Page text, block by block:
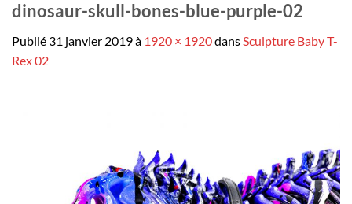
dinosaur-skull-bones-blue-purple-02
Publié 31 janvier 2019à 1920 × 1920dansSculpture Baby T-
Rex 02